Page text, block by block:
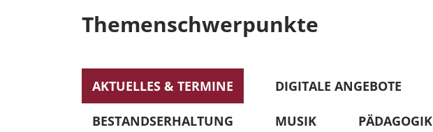
Themenschwerpunkte
AKTUELLES & TERMINE DIGITALE ANGEBOTE
BESTANDSERHALTUNG MUSIK PÄDAGOGIK